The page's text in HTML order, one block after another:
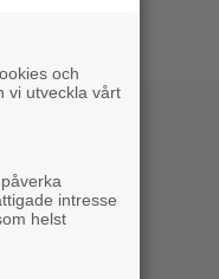
och
vi utveckla vårt
intresse
helst